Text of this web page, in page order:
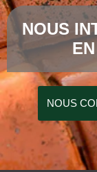
NOUS
NOUS